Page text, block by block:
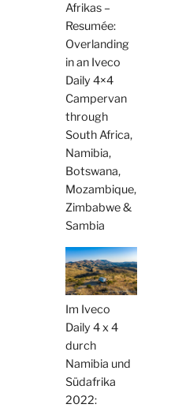
Afrikas –
Resumée:
Overlanding
in an Iveco
Daily 4×4
Campervan
through
South Africa,
Namibia,
Botswana,
Mozambique,
Zimbabwe &
Sambia
Im Iveco
Daily 4 x 4
durch
Namibia und
Südafrika
2022: